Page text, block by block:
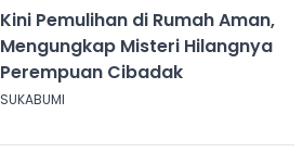
Kini Pemulihan di Rumah Aman,
Mengungkap Misteri Hilangnya
Perempuan Cibadak
SUKABUMI